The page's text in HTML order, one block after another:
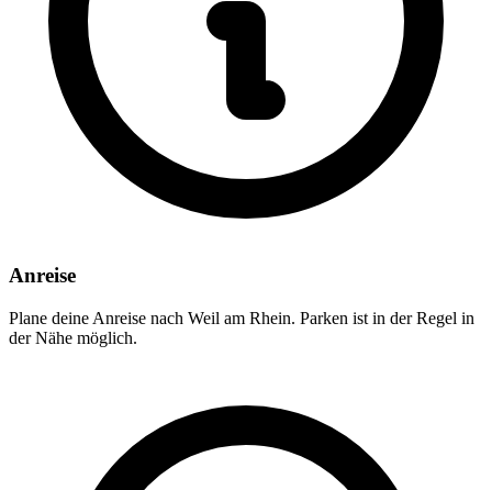
Anreise
Plane deine Anreise nach Weil am Rhein. Parken ist in der Regel in
der Nähe möglich.